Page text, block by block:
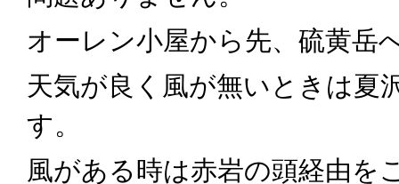
オーレン小屋から先、硫黄岳
天気が良く風が無いときは夏
す。
風がある時は赤岩の頭経由を